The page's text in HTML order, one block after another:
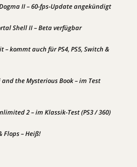
II – 60-fps-Update angekündigt
Shell II – Beta verfügbar
– kommt auch für PS4, PS5, Switch &
and the Mysterious Book – im Test
2 – im Klassik-Test (PS3 / 360)
Flops – Heiß!